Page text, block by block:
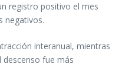
registro positivo el mes
negativos.
interanual, mientras
descenso fue más